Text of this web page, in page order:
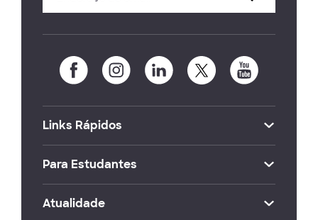
Links Rápidos
Para Estudantes
Atualidade